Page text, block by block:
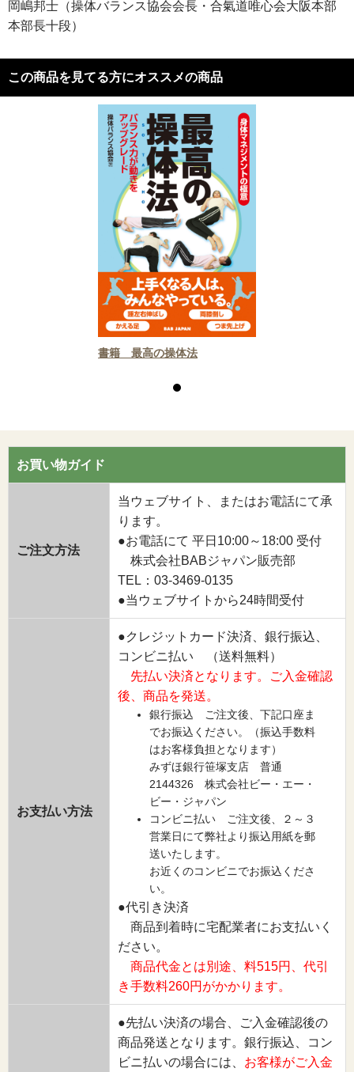
岡嶋邦士（操体バランス協会会長・合氣道唯心会大阪本部
本部長十段）
この商品を見てる方にオススメの商品
書籍 最高の操体法
お買い物ガイド
ご注文方法
当ウェブサイト、またはお電話にて承
ります。
●お電話にて 平日10:00～18:00 受付
株式会社BABジャパン販売部
TEL：03-3469-0135
●当ウェブサイトから24時間受付
お支払い方法
●クレジットカード決済、銀行振込、
コンビニ払い （送料無料）
先払い決済となります。ご入金確認
後、商品を発送。
銀行振込 ご注文後、下記口座ま
でお振込ください。（振込手数料
はお客様負担となります）
みずほ銀行笹塚支店 普通
2144326 株式会社ビー・エー・
ビー・ジャパン
コンビニ払い ご注文後、２～３
営業日にて弊社より振込用紙を郵
送いたします。
お近くのコンビニでお振込くださ
い。
●代引き決済
商品到着時に宅配業者にお支払いく
ださい。
商品代金とは別途、料515円、代引
き手数料260円がかかります。
●先払い決済の場合、ご入金確認後の
商品発送となります。銀行振込、コン
ビニ払いの場合には、 お客様がご入金